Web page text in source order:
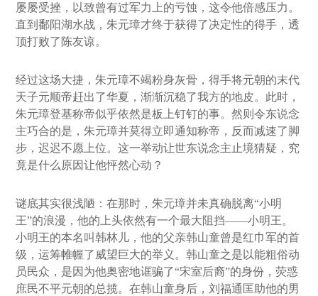
屡屡受挫，以致曾有过军力上的亏蚀，这令他倍感压力。
直到鄱阳湖水战，朱元璋才终于获得了决定性的得手，透
顶打败了陈友谅。
经过这场大捷，朱元璋不竭粉身灰骨，得手将元朝的末代
天子元顺帝赶出了华夏，渐渐沉稳了我方的地皮。此时，
朱元璋登基称帝似乎依然是板上钉钉的事。然则令东说念
主巧合的是，朱元璋并莫得立即通知称帝，反而减速了脚
步，迟迟不愿上位。这一举动让世东说念主止境猜疑，究
竟是什么原因让他怦然心动？
谜底其实很浅陋：在那时，朱元璋并未真确脱离“小明
王”的浪漫，他的上头依然有一个最大阻挡——小明王。
小明王的本名叫韩林儿，他的父亲韩山童曾是红巾军的首
级，运筹帷幄了威望巨大的举义。韩山童之是以能粗俗动
员民众，是因为他奥密地诓骗了“宋室后裔”的身份，荧惑
庶民不平元朝的总揽。在韩山童身后，刘福通匡助他的男